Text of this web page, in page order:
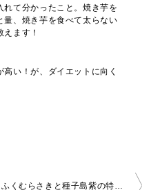
れて分かったこと。焼き芋を
量、焼き芋を食べて太らない
えます！
高い！が、ダイエットに向く